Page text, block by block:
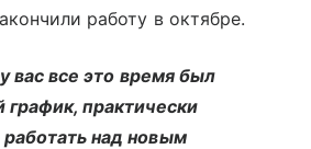
работу в октябре.
вас все это время был
практически
над новым